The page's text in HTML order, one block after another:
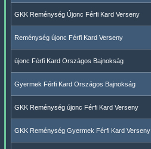
GKK Reménység Újonc Férfi Kard Verseny
Reménység újonc Férfi Kard Verseny
újonc Férfi Kard Országos Bajnokság
Gyermek Férfi Kard Országos Bajnokság
GKK Reménység újonc Férfi Kard Verseny
GKK Reménység Gyermek Férfi Kard Verseny